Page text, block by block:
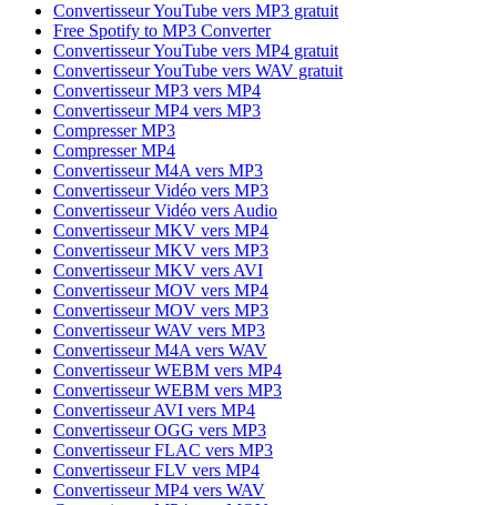
Convertisseur YouTube vers MP3 gratuit
Free Spotify to MP3 Converter
Convertisseur YouTube vers MP4 gratuit
Convertisseur YouTube vers WAV gratuit
Convertisseur MP3 vers MP4
Convertisseur MP4 vers MP3
Compresser MP3
Compresser MP4
Convertisseur M4A vers MP3
Convertisseur Vidéo vers MP3
Convertisseur Vidéo vers Audio
Convertisseur MKV vers MP4
Convertisseur MKV vers MP3
Convertisseur MKV vers AVI
Convertisseur MOV vers MP4
Convertisseur MOV vers MP3
Convertisseur WAV vers MP3
Convertisseur M4A vers WAV
Convertisseur WEBM vers MP4
Convertisseur WEBM vers MP3
Convertisseur AVI vers MP4
Convertisseur OGG vers MP3
Convertisseur FLAC vers MP3
Convertisseur FLV vers MP4
Convertisseur MP4 vers WAV